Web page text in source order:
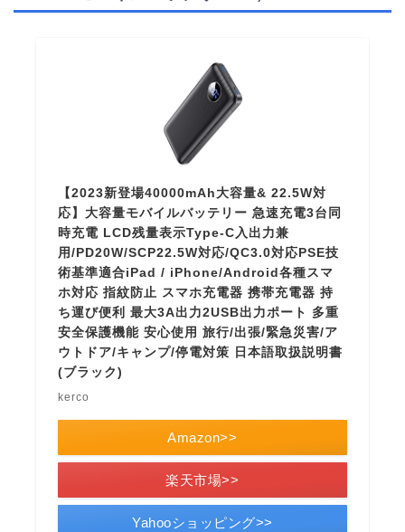
【2023新登場40000mAh大容量& 22.5W対
応】大容量モバイルバッテリー 急速充電3台同
時充電 LCD残量表示Type-C入出力兼
用/PD20W/SCP22.5W対応/QC3.0対応PSE技
術基準適合iPad / iPhone/Android各種スマ
ホ対応 指紋防止 スマホ充電器 携帯充電器 持
ち運び便利 最大3A出力2USB出力ポート 多重
安全保護機能 安心使用 旅行/出張/緊急災害/ア
ウトドア/キャンプ/停電対策 日本語取扱説明書
(ブラック)
kerco
Amazon>>
楽天市場>>
Yahooショッピング>>